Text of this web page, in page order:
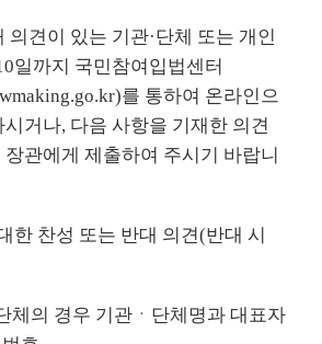
의견이 있는 기관·단체 또는 개인
일까지 국민참여입법센터
)를 통하여 온라인으
거나, 다음 사항을 기재한 의견
관에게 제출하여 주시기 바랍니
한 찬성 또는 반대 의견(반대 시
체의 경우 기관ㆍ단체명과 대표자